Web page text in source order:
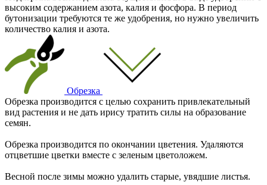
высоким содержанием азота, калия и фосфора. В период
бутонизации требуются те же удобрения, но нужно увеличить
количество калия и азота.
Обрезка
Обрезка производится с целью сохранить привлекательный
вид растения и не дать ирису тратить силы на образование
семян.
Обрезка производится по окончании цветения. Удаляются
отцветшие цветки вместе с зеленым цветоложем.
Весной после зимы можно удалить старые, увядшие листья.